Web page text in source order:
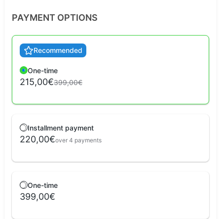
PAYMENT OPTIONS
One-time
Recommended
215,00€399,00€
Installment payment
220,00€over 4 payments
One-time
399,00€